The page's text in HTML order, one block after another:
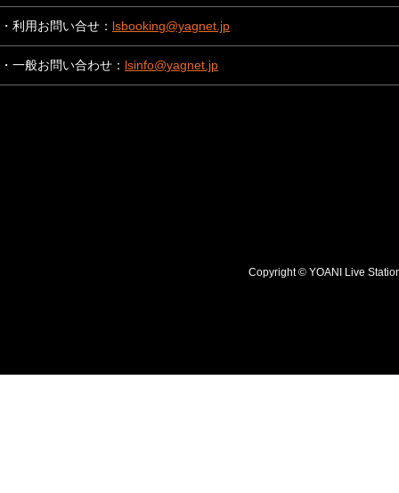
・利用お問い合せ： lsbooking@yagnet.jp
・一般お問い合わせ： lsinfo@yagnet.jp
Copyright © YOANI Live